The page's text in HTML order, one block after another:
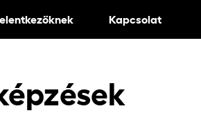
Kapcsolat